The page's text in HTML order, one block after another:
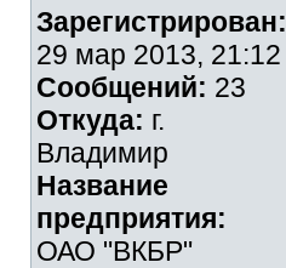
Зарегистрирован:
29 мар 2013, 21:12
Сообщений: 23
Откуда: г.
Владимир
Название
предприятия:
ОАО "ВКБР"